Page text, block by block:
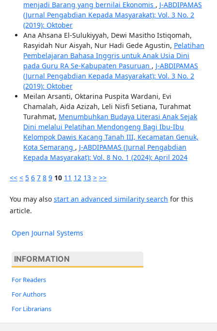
menjadi Barang yang bernilai Ekonomis , J-ABDIPAMAS
(Jurnal Pengabdian Kepada Masyarakat): Vol. 3 No. 2
(2019): Oktober
Ana Ahsana El-Sulukiyyah, Dewi Masitho Istiqomah,
Rasyidah Nur Aisyah, Nur Hadi Gede Agustin, Pelatihan
Pembelajaran Bahasa Inggris untuk Anak Usia Dini
pada Guru RA Se-Kabupaten Pasuruan , J-ABDIPAMAS
(Jurnal Pengabdian Kepada Masyarakat): Vol. 3 No. 2
(2019): Oktober
Meilan Arsanti, Oktarina Puspita Wardani, Evi
Chamalah, Aida Azizah, Leli Nisfi Setiana, Turahmat
Turahmat, Menumbuhkan Budaya Literasi Anak Sejak
Dini melalui Pelatihan Mendongeng Bagi Ibu-Ibu
Kelompok Dawis Kacang Tanah III, Kecamatan Genuk,
Kota Semarang , J-ABDIPAMAS (Jurnal Pengabdian
Kepada Masyarakat): Vol. 8 No. 1 (2024): April 2024
<< < 5 6 7 8 9 10 11 12 13 > >>
You may also start an advanced similarity search for this
article.
Open Journal Systems
INFORMATION
For Readers
For Authors
For Librarians